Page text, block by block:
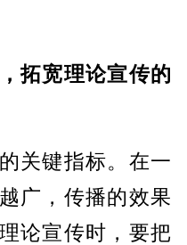
拓宽理论宣传的
关键指标。在一
广，传播的效果
论宣传时，要把